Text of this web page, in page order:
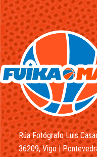
Rúa Fotógrafo Luis
36209, Vigo |